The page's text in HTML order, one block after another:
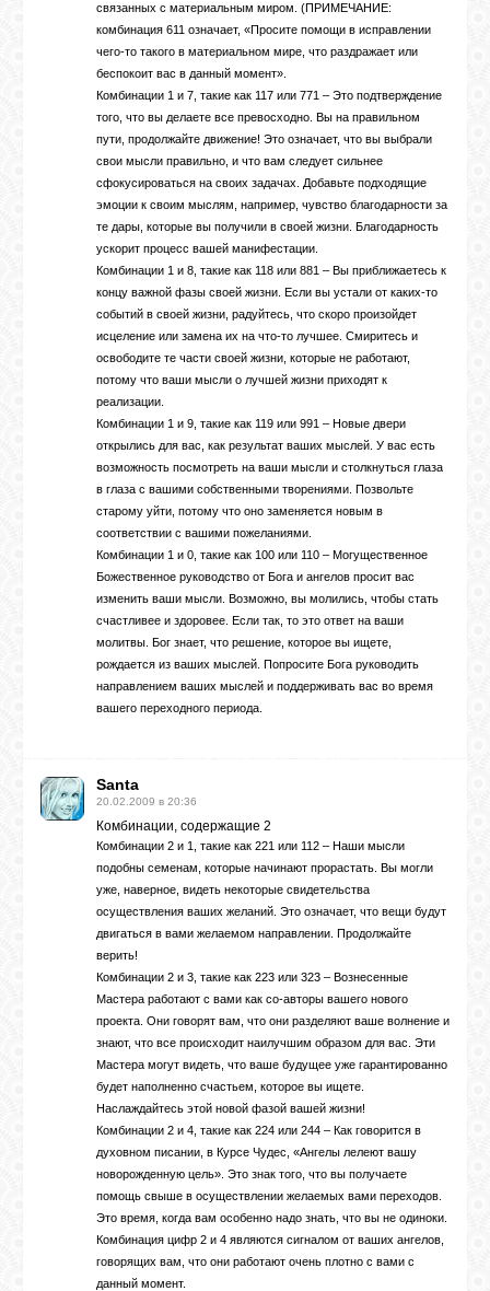
связанных с материальным миром. (ПРИМЕЧАНИЕ:
комбинация 611 означает, «Просите помощи в исправлении
чего-то такого в материальном мире, что раздражает или
беспокоит вас в данный момент».
Комбинации 1 и 7, такие как 117 или 771 – Это подтверждение
того, что вы делаете все превосходно. Вы на правильном
пути, продолжайте движение! Это означает, что вы выбрали
свои мысли правильно, и что вам следует сильнее
сфокусироваться на своих задачах. Добавьте подходящие
эмоции к своим мыслям, например, чувство благодарности за
те дары, которые вы получили в своей жизни. Благодарность
ускорит процесс вашей манифестации.
Комбинации 1 и 8, такие как 118 или 881 – Вы приближаетесь к
концу важной фазы своей жизни. Если вы устали от каких-то
событий в своей жизни, радуйтесь, что скоро произойдет
исцеление или замена их на что-то лучшее. Смиритесь и
освободите те части своей жизни, которые не работают,
потому что ваши мысли о лучшей жизни приходят к
реализации.
Комбинации 1 и 9, такие как 119 или 991 – Новые двери
открылись для вас, как результат ваших мыслей. У вас есть
возможность посмотреть на ваши мысли и столкнуться глаза
в глаза с вашими собственными творениями. Позвольте
старому уйти, потому что оно заменяется новым в
соответствии с вашими пожеланиями.
Комбинации 1 и 0, такие как 100 или 110 – Могущественное
Божественное руководство от Бога и ангелов просит вас
изменить ваши мысли. Возможно, вы молились, чтобы стать
счастливее и здоровее. Если так, то это ответ на ваши
молитвы. Бог знает, что решение, которое вы ищете,
рождается из ваших мыслей. Попросите Бога руководить
направлением ваших мыслей и поддерживать вас во время
вашего переходного периода.
Santa
20.02.2009 в 20:36
Комбинации, содержащие 2
Комбинации 2 и 1, такие как 221 или 112 – Наши мысли
подобны семенам, которые начинают прорастать. Вы могли
уже, наверное, видеть некоторые свидетельства
осуществления ваших желаний. Это означает, что вещи будут
двигаться в вами желаемом направлении. Продолжайте
верить!
Комбинации 2 и 3, такие как 223 или 323 – Вознесенные
Мастера работают с вами как со-авторы вашего нового
проекта. Они говорят вам, что они разделяют ваше волнение и
знают, что все происходит наилучшим образом для вас. Эти
Мастера могут видеть, что ваше будущее уже гарантированно
будет наполненно счастьем, которое вы ищете.
Наслаждайтесь этой новой фазой вашей жизни!
Комбинации 2 и 4, такие как 224 или 244 – Как говорится в
духовном писании, в Курсе Чудес, «Ангелы лелеют вашу
новорожденную цель». Это знак того, что вы получаете
помощь свыше в осуществлении желаемых вами переходов.
Это время, когда вам особенно надо знать, что вы не одиноки.
Комбинация цифр 2 и 4 являются сигналом от ваших ангелов,
говорящих вам, что они работают очень плотно с вами с
данный момент.